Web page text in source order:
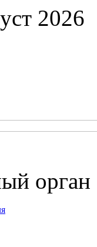
2026
орган